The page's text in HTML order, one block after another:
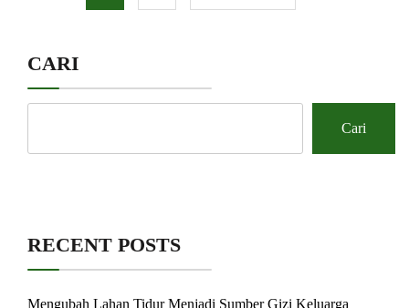
CARI
Cari
RECENT POSTS
Mengubah Lahan Tidur Menjadi Sumber Gizi Keluarga